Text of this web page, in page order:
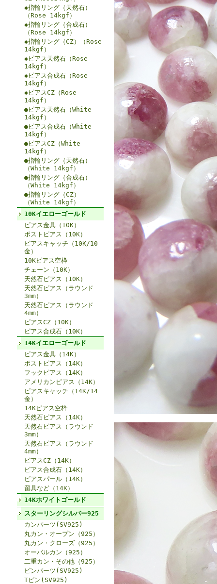
◆指輪リング（天然石）
（Rose 14kgf）
◆指輪リング（合成石）
（Rose 14kgf）
◆指輪リング（CZ）（Rose
14kgf）
◆ピアス天然石（Rose
14kgf）
◆ピアス合成石（Rose
14kgf）
◆ピアスCZ（Rose
14kgf）
●ピアス天然石（White
14kgf）
●ピアス合成石（White
14kgf）
●ピアスCZ（White
14kgf）
●指輪リング（天然石）
（White 14kgf）
●指輪リング（合成石）
（White 14kgf）
●指輪リング（CZ）
（White 14kgf）
10Kイエローゴールド
ピアス金具（10K）
ポストピアス（10K）
ピアスキャッチ（10K/10
金）
10Kピアス空枠
チェーン（10K）
天然石ピアス（10K）
天然石ピアス（ラウンド
3mm）
天然石ピアス（ラウンド
4mm）
ピアスCZ（10K）
ピアス合成石（10K）
14Kイエローゴールド
ピアス金具（14K）
ポストピアス（14K）
フックピアス（14K）
アメリカンピアス（14K）
ピアスキャッチ（14K/14
金）
14Kピアス空枠
天然石ピアス（14K）
天然石ピアス（ラウンド
3mm）
天然石ピアス（ラウンド
4mm）
ピアスCZ（14K）
ピアス合成石（14K）
ピアスパール（14K）
留具など（14K）
14Kホワイトゴールド
スターリングシルバー925
カンパーツ(SV925)
丸カン・オープン（925）
丸カン・クローズ（925）
オーバルカン（925）
二重カン・その他（925）
ピンパーツ(SV925)
Tピン(SV925)